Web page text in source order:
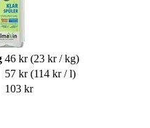
46 kr (23 kr / kg)
57 kr (114 kr / l)
103 kr